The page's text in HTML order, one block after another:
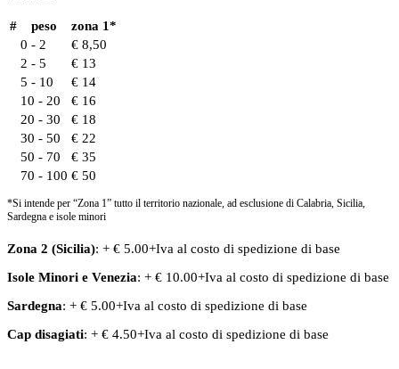
# peso
zona 1*
0 - 2
€ 8,50
2 - 5
€ 13
5 - 10
€ 14
10 - 20
€ 16
20 - 30
€ 18
30 - 50
€ 22
50 - 70
€ 35
70 - 100 € 50
*Si intende per “Zona 1” tutto il territorio nazionale, ad esclusione di Calabria, Sicilia,
Sardegna e isole minori
Zona 2 (Sicilia): + € 5.00+Iva al costo di spedizione di base
Isole Minori e Venezia: + € 10.00+Iva al costo di spedizione di base
Sardegna: + € 5.00+Iva al costo di spedizione di base
Cap disagiati: + € 4.50+Iva al costo di spedizione di base